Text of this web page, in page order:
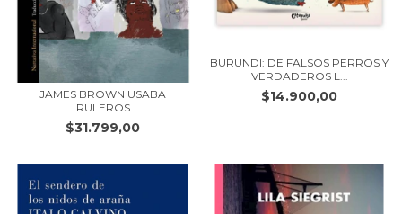
JAMES BROWN USABA
RULEROS
$31.799,00
BURUNDI: DE FALSOS PERROS Y
VERDADEROS L...
$14.900,00